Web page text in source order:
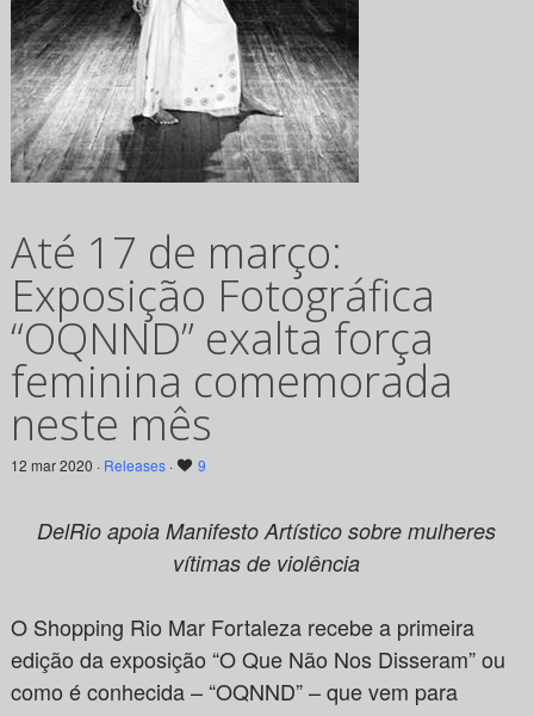
Até 17 de março:
Exposição Fotográfica
“OQNND” exalta força
feminina comemorada
neste mês
12 mar 2020 · Releases· 9
DelRio apoia Manifesto Artístico sobre mulheres
vítimas de violência
O Shopping Rio Mar Fortaleza recebe a primeira
edição da exposição “O Que Não Nos Disseram” ou
como é conhecida – “OQNND” – que vem para